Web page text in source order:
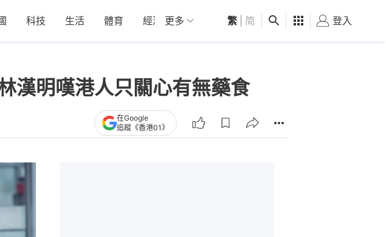
科技 生活 體育 經濟 01深圳 觀點 健康 好食玩飛
更多 繁 简 登入
漢明嘆港人只關心有無藥食
在Google
追蹤《香港01》